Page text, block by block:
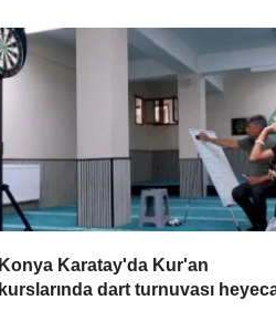
Konya Karatay'da Kur'an
kurslarında dart turnuvası